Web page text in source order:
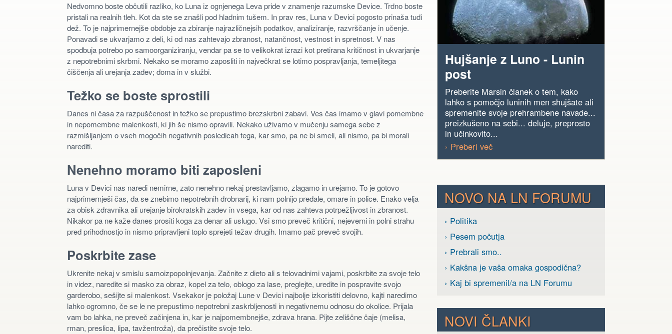
Nedvomno boste občutili razliko, ko Luna iz ognjenega Leva pride v znamenje razumske Device. Trdno boste
pristali na realnih tleh. Kot da ste se znašli pod hladnim tušem. In prav res, Luna v Devici pogosto prinaša tudi
dež. To je najprimernejše obdobje za zbiranje najrazličnejsih podatkov, analiziranje, razvrščanje in učenje.
Ponavadi se ukvarjamo z deli, ki od nas zahtevajo zbranost, natančnost, vestnost in spretnost. V nas
spodbuja potrebo po samoorganiziranju, vendar pa se to velikokrat izrazi kot pretirana kritičnost in ukvarjanje
z nepotrebnimi skrbmi. Nekako se moramo zaposliti in največkrat se lotimo pospravljanja, temeljitega
čiščenja ali urejanja zadev; doma in v službi.
Težko se boste sprostili
Danes ni časa za razpuščenost in težko se prepustimo brezskrbni zabavi. Ves čas imamo v glavi pomembne
in nepomembne malenkosti, ki jih še nismo opravili. Nekako uživamo v mučenju samega sebe z
razmišljanjem o vseh mogočih negativnih posledicah tega, kar smo, pa ne bi smeli, ali nismo, pa bi morali
narediti.
Nenehno moramo biti zaposleni
Luna v Devici nas naredi nemirne, zato nenehno nekaj prestavljamo, zlagamo in urejamo. To je gotovo
najprimernješi čas, da se znebimo nepotrebnih drobnarij, ki nam polnijo predale, omare in police. Enako velja
za obisk zdravnika ali urejanje birokratskih zadev in vsega, kar od nas zahteva potrpežljivost in zbranost.
Nikakor pa ne kaže danes prositi koga za denar ali uslugo. Vsi smo preveč kritični, nejeverni in polni strahu
pred prihodnostjo in nismo pripravljeni toplo sprejeti težav drugih. Imamo pač preveč svojih.
Poskrbite zase
Ukrenite nekaj v smislu samoizpopolnjevanja. Začnite z dieto ali s telovadnimi vajami, poskrbite za svoje telo
in videz, naredite si masko za obraz, kopel za telo, oblogo za lase, preglejte, uredite in pospravite svojo
garderobo, sešijte si malenkost. Vsekakor je položaj Lune v Devici najbolje izkoristiti delovno, kajti naredimo
lahko ogromno, če se le ne prepustimo nepotrebni zaskrbljenosti in negativnemu odnosu do okolice. Prijala
vam bo lahka, ne preveč začinjena in, kar je najpomembnejše, zdrava hrana. Pijte zeliščne čaje (melisa,
rman, preslica, lipa, tavžentroža), da prečistite svoje telo.
Hujšanje z Luno - Lunin
post
Preberite Marsin članek o tem, kako
lahko s pomočjo luninih men shujšate ali
spremenite svoje prehrambene navade...
preizkušeno na sebi... deluje, preprosto
in učinkovito...
› Preberi več
NOVO NA LN FORUMU
› Politika
› Pesem počutja
› Prebrali smo..
› Kakšna je vaša omaka gospodična?
› Kaj bi spremenil/a na LN Forumu
NOVI ČLANKI